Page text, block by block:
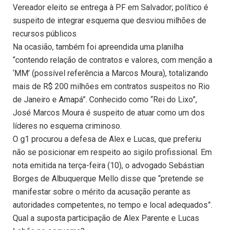
Vereador eleito se entrega à PF em Salvador; político é
suspeito de integrar esquema que desviou milhões de
recursos públicos
Na ocasião, também foi apreendida uma planilha
“contendo relação de contratos e valores, com menção a
‘MM’ (possível referência a Marcos Moura), totalizando
mais de R$ 200 milhões em contratos suspeitos no Rio
de Janeiro e Amapá”. Conhecido como “Rei do Lixo”,
José Marcos Moura é suspeito de atuar como um dos
líderes no esquema criminoso.
O g1 procurou a defesa de Alex e Lucas, que preferiu
não se posicionar em respeito ao sigilo profissional. Em
nota emitida na terça-feira (10), o advogado Sebástian
Borges de Albuquerque Mello disse que “pretende se
manifestar sobre o mérito da acusação perante as
autoridades competentes, no tempo e local adequados”.
Qual a suposta participação de Alex Parente e Lucas